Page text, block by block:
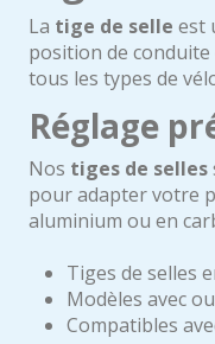
La tige de selle est
position de conduite
tous les types de
Réglage
Nos tiges de selles
pour adapter votre
aluminium ou en
Tiges de selles
Modèles avec
Compatibles